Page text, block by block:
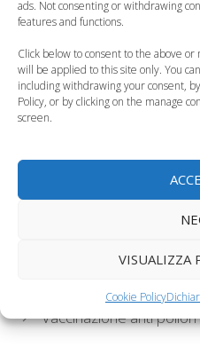
ads. Not consenting or withdrawing
features and functions.
Click below to consent to the above
will be applied to this site only. You
including withdrawing your consent,
Policy, or by clicking on the manage
screen.
VISUALIZZA
Cookie Policy
intelligente
cibi consigliati
Sorelline uccise dalla
Vaccinazione anti